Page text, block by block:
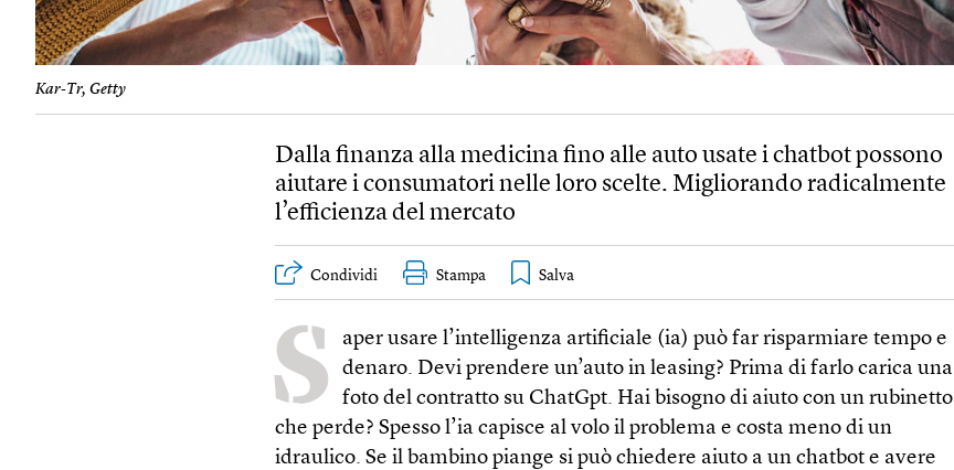
Kar-Tr, Getty
Dalla finanza alla medicina fino alle auto usate i chatbot possono
aiutare i consumatori nelle loro scelte. Migliorando radicalmente
l’efficienza del mercato
Condividi Stampa
S
aper usare l’intelligenza artificiale (ia) può far risparmiare tempo e
denaro. Devi prendere un’auto in leasing? Prima di farlo carica una
foto del contratto su ChatGpt. Hai bisogno di aiuto con un rubinetto
che perde? Spesso l’ia capisce al volo il problema e costa meno di un
idraulico. Se il bambino piange si può chiedere aiuto a un chatbot e avere